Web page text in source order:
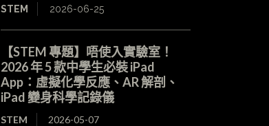
STEM 2026-06-25
【STEM 專題】唔使入實驗室！
2026 年 5 款中學生必裝 iPad
App：虛擬化學反應、AR 解剖、
iPad 變身科學記錄儀
STEM 2026-05-07